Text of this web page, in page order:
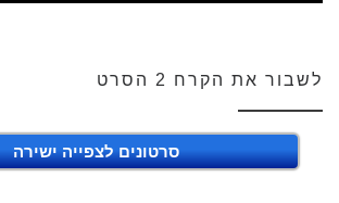
לשבור את הקרח 2 הסרט
סרטונים לצפייה ישירה